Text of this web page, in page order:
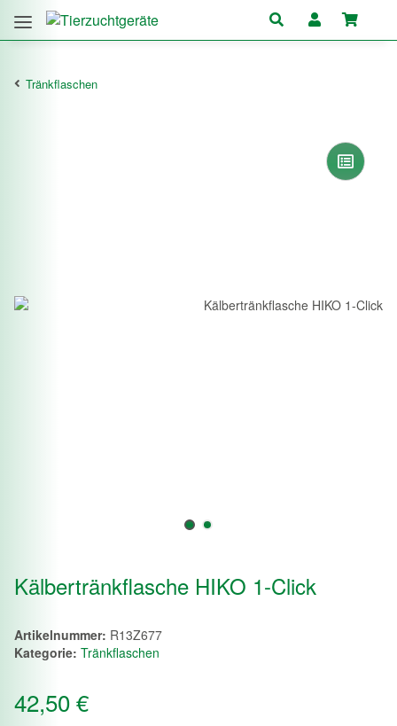
Tränkflaschen
Kälbertränkflasche HIKO 1-Click
Artikelnummer: R13Z677
Kategorie: Tränkflaschen
42,50 €